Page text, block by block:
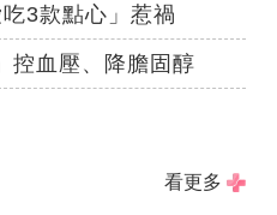
3款點心」惹禍
控血壓、降膽固醇
看更多